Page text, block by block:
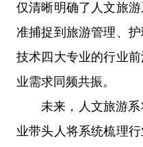
仅清晰明确了人文旅
准捕捉到旅游管理、
技术四大专业的行业
业需求同频共振。
未来，人文旅游
业带头人将系统梳理